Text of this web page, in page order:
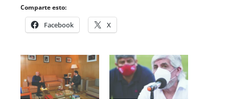
Comparte esto:
Facebook X